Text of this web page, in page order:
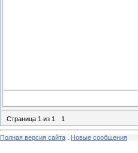
Страница 1 из 1 1
Полная версия сайта Новые сообщения